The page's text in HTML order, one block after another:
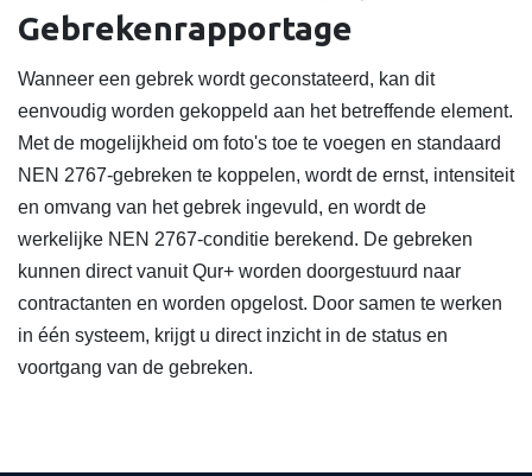
Gebrekenrapportage
Wanneer een gebrek wordt geconstateerd, kan dit
eenvoudig worden gekoppeld aan het betreffende element.
Met de mogelijkheid om foto's toe te voegen en standaard
NEN 2767-gebreken te koppelen, wordt de ernst, intensiteit
en omvang van het gebrek ingevuld, en wordt de
werkelijke NEN 2767-conditie berekend. De gebreken
kunnen direct vanuit Qur+ worden doorgestuurd naar
contractanten en worden opgelost. Door samen te werken
in één systeem, krijgt u direct inzicht in de status en
voortgang van de gebreken.